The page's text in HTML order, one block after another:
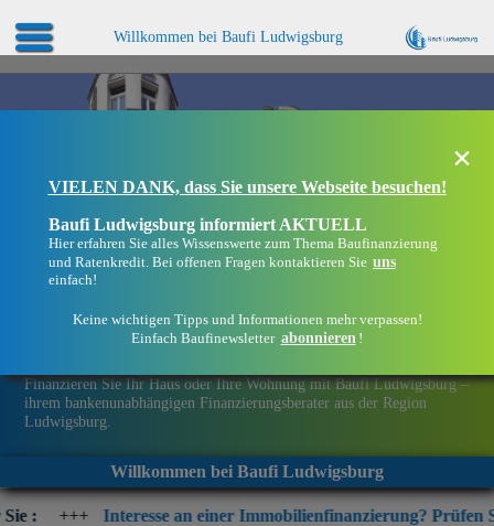
Willkommen bei Baufi Ludwigsburg
Finanzieren Sie Ihr Haus oder Ihre Wohnung mit Baufi Ludwigsburg –
ihrem bankenunabhängigen Finanzierungsberater aus der Region
Ludwigsburg.
Willkommen bei Baufi Ludwigsburg
an einer Immobilienfinanzierung? Prüfen Sie jetzt die
×
VIELEN DANK, dass Sie unsere Webseite besuchen!
Baufi Ludwigsburg informiert AKTUELL
Hier erfahren Sie alles Wissenswerte zum Thema Baufinanzierung
und Ratenkredit. Bei offenen Fragen kontaktieren Sie uns
einfach!
Keine wichtigen Tipps und Informationen mehr verpassen!
Einfach Baufinewsletter abonnieren !